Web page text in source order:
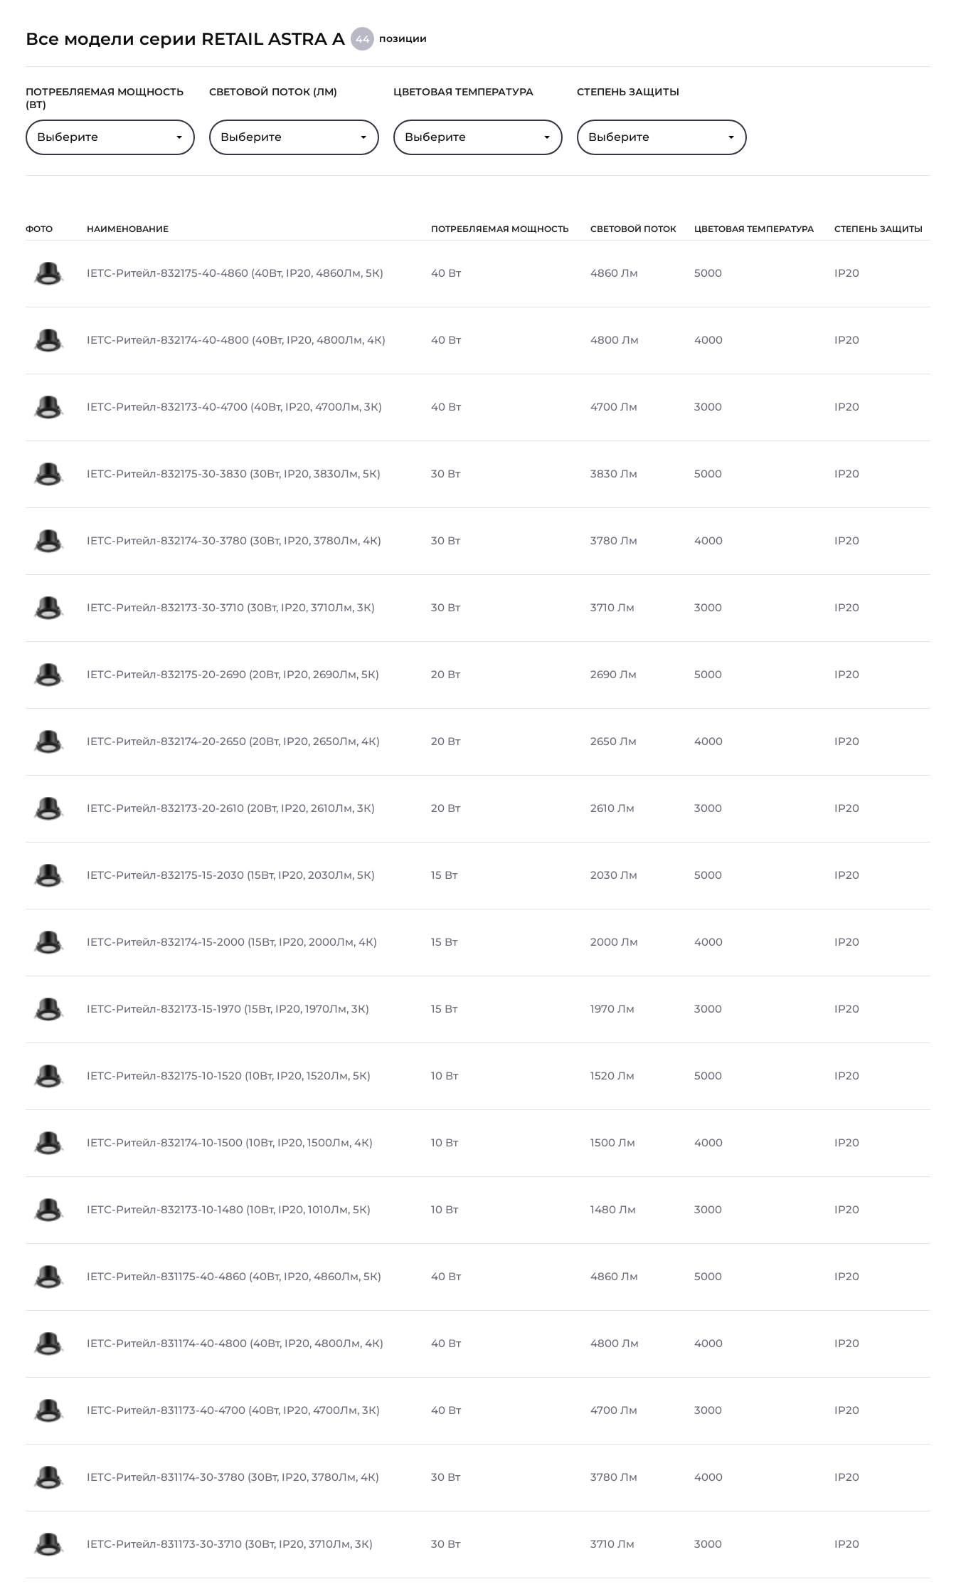
Все модели серии RETAIL ASTRA A 44 позиции
ПОТРЕБЛЯЕМАЯ МОЩНОСТЬ
(ВТ)
Выберите
СВЕТОВОЙ ПОТОК (ЛМ)
Выберите
ЦВЕТОВАЯ ТЕМПЕРАТУРА
Выберите
СТЕПЕНЬ ЗАЩИТЫ
Выберите
ФОТО НАИМЕНОВАНИЕ ПОТРЕБЛЯЕМАЯ МОЩНОСТЬ СВЕТОВОЙ ПОТОК ЦВЕТОВАЯ ТЕМПЕРАТУРА СТЕПЕНЬ ЗАЩИТЫ
IETC-Ритейл-832175-40-4860 (40Вт, IP20, 4860Лм, 5К) 40 Вт 4860 Лм 5000 IP20
IETC-Ритейл-832174-40-4800 (40Вт, IP20, 4800Лм, 4К) 40 Вт 4800 Лм 4000 IP20
IETC-Ритейл-832173-40-4700 (40Вт, IP20, 4700Лм, 3К) 40 Вт 4700 Лм 3000 IP20
IETC-Ритейл-832175-30-3830 (30Вт, IP20, 3830Лм, 5К) 30 Вт 3830 Лм 5000 IP20
IETC-Ритейл-832174-30-3780 (30Вт, IP20, 3780Лм, 4К) 30 Вт 3780 Лм 4000 IP20
IETC-Ритейл-832173-30-3710 (30Вт, IP20, 3710Лм, 3К) 30 Вт 3710 Лм 3000 IP20
IETC-Ритейл-832175-20-2690 (20Вт, IP20, 2690Лм, 5К) 20 Вт 2690 Лм 5000 IP20
IETC-Ритейл-832174-20-2650 (20Вт, IP20, 2650Лм, 4К) 20 Вт 2650 Лм 4000 IP20
IETC-Ритейл-832173-20-2610 (20Вт, IP20, 2610Лм, 3К) 20 Вт 2610 Лм 3000 IP20
IETC-Ритейл-832175-15-2030 (15Вт, IP20, 2030Лм, 5К) 15 Вт 2030 Лм 5000 IP20
IETC-Ритейл-832174-15-2000 (15Вт, IP20, 2000Лм, 4К) 15 Вт 2000 Лм 4000 IP20
IETC-Ритейл-832173-15-1970 (15Вт, IP20, 1970Лм, 3К) 15 Вт 1970 Лм 3000 IP20
IETC-Ритейл-832175-10-1520 (10Вт, IP20, 1520Лм, 5К) 10 Вт 1520 Лм 5000 IP20
IETC-Ритейл-832174-10-1500 (10Вт, IP20, 1500Лм, 4К) 10 Вт 1500 Лм 4000 IP20
IETC-Ритейл-832173-10-1480 (10Вт, IP20, 1010Лм, 5К) 10 Вт 1480 Лм 3000 IP20
IETC-Ритейл-831175-40-4860 (40Вт, IP20, 4860Лм, 5К) 40 Вт 4860 Лм 5000 IP20
IETC-Ритейл-831174-40-4800 (40Вт, IP20, 4800Лм, 4К) 40 Вт 4800 Лм 4000 IP20
IETC-Ритейл-831173-40-4700 (40Вт, IP20, 4700Лм, 3К) 40 Вт 4700 Лм 3000 IP20
IETC-Ритейл-831174-30-3780 (30Вт, IP20, 3780Лм, 4К) 30 Вт 3780 Лм 4000 IP20
IETC-Ритейл-831173-30-3710 (30Вт, IP20, 3710Лм, 3К) 30 Вт 3710 Лм 3000 IP20